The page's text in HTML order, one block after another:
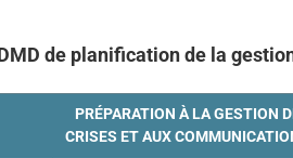
de planification de la
PRÉPARATION À LA GESTION
CRISES ET AUX